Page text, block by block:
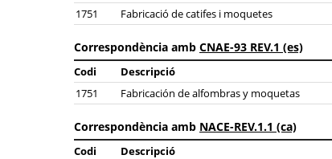
1751
Fabricació de catifes i moquetes
Correspondència amb CNAE-93 REV.1 (es)
Codi
Descripció
1751
Fabricación de alfombras y moquetas
Correspondència amb NACE-REV.1.1 (ca)
Codi
Descripció